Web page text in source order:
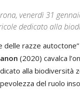
venerdì 31
dedicato alla
delle razze autoctone”
(2020) cavalca
alla biodiversità
del ruolo